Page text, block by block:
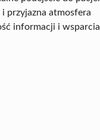
przyjazna atmosfera
informacji i wsparcia